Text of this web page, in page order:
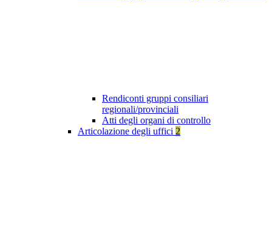
Rendiconti gruppi consiliari
regionali/provinciali
Atti degli organi di controllo
Articolazione degli uffici 2